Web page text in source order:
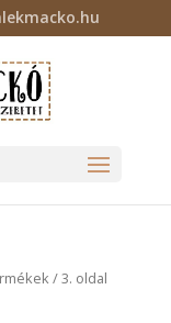
/ 3. oldal